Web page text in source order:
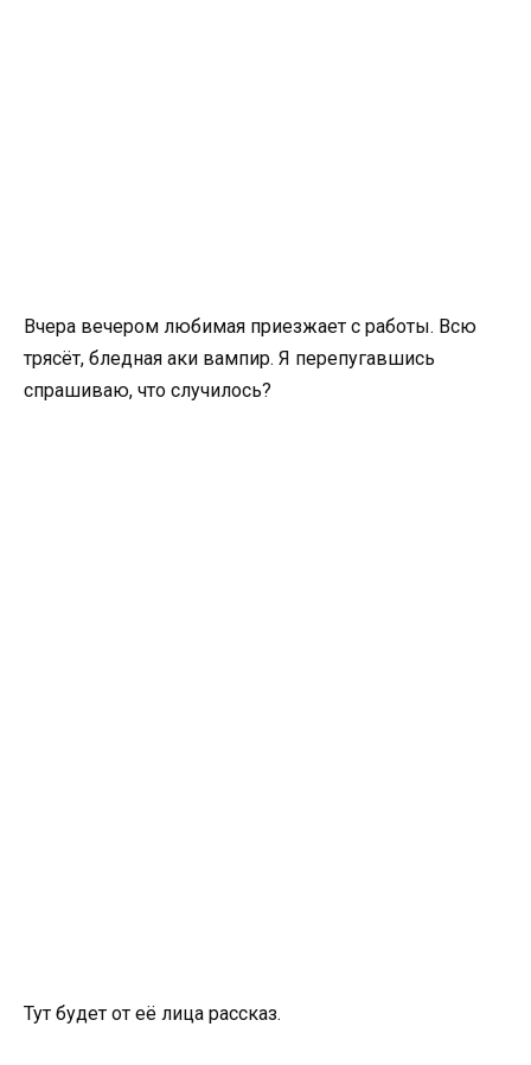
Вчера вечером любимая приезжает с работы. Всю
трясёт, бледная аки вампир. Я перепугавшись
спрашиваю, что случилось?
Тут будет от её лица рассказ.